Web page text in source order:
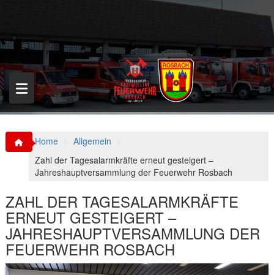
p
o
c
o
n
t
Home
Allgemein
Zahl der Tagesalarmkräfte erneut gesteigert –
Jahreshauptversammlung der Feuerwehr Rosbach
ZAHL DER TAGESALARMKRÄFTE
ERNEUT GESTEIGERT –
JAHRESHAUPTVERSAMMLUNG DER
FEUERWEHR ROSBACH